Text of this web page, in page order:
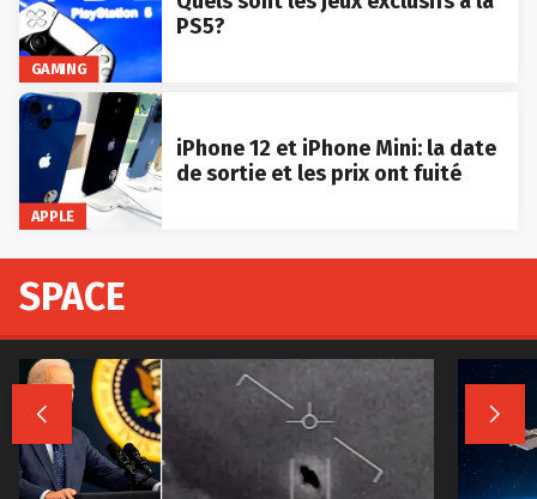
GAMING
PS5?
APPLE
iPhone 12 et iPhone Mini: la date
de sortie et les prix ont fuité
SPACE
 